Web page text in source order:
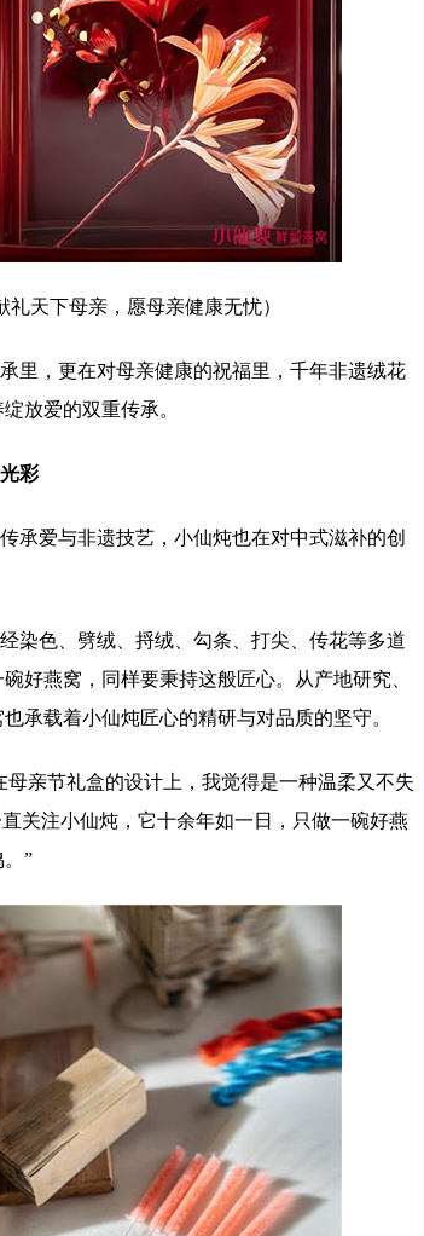
礼天下母亲，愿母亲健康无忧）
里，更在对母亲健康的祝福里，千年非遗绒花
放爱的双重传承。
彩
承爱与非遗技艺，小仙炖也在对中式滋补的创
染色、劈绒、捋绒、勾条、打尖、传花等多道
好燕窝，同样要秉持这般匠心。从产地研究、
承载着小仙炖匠心的精研与对品质的坚守。
亲节礼盒的设计上，我觉得是一种温柔又不失
关注小仙炖，它十余年如一日，只做一碗好燕
”